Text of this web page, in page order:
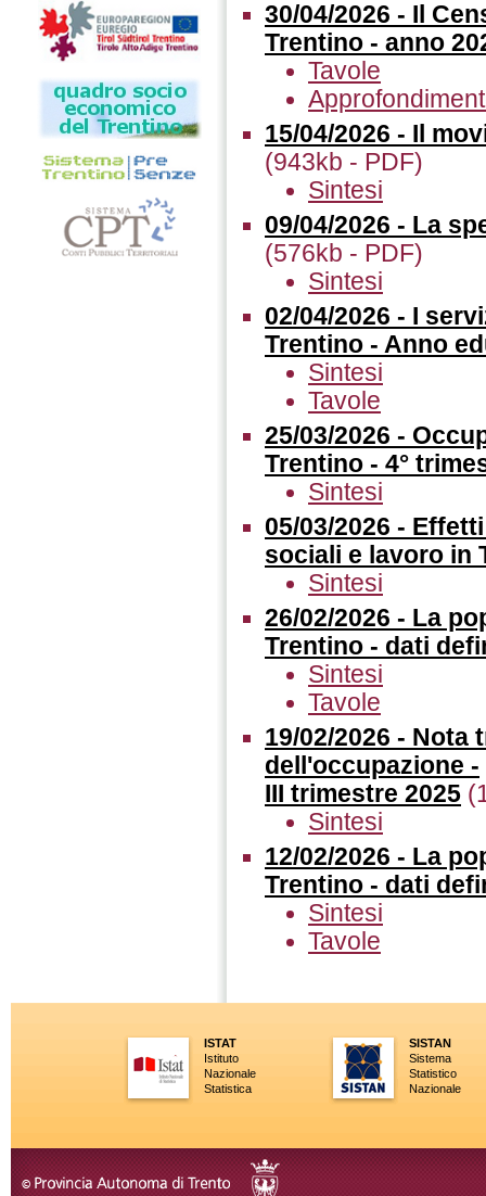
30/04/2026 - Il
Trentino - anno
Tavole
15/04/2026 - Il
(943kb - PDF)
Sintesi
09/04/2026 - La
(576kb - PDF)
Sintesi
02/04/2026 - I
Trentino - Anno
Sintesi
Tavole
25/03/2026 -
Trentino - 4°
Sintesi
05/03/2026 -
sociali e lavoro in
Sintesi
26/02/2026 - La
Trentino - dati
Sintesi
Tavole
19/02/2026 -
dell'occupazione -
III trimestre 2025
Sintesi
12/02/2026 - La
Trentino - dati
Sintesi
Tavole
ISTAT
Istituto
Nazionale
Statistica
SISTAN
Sistema
Statistico
Nazionale